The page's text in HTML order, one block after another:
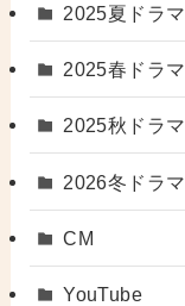
2025夏ドラマ
2025春ドラマ
2025秋ドラマ
2026冬ドラマ
CM
YouTube